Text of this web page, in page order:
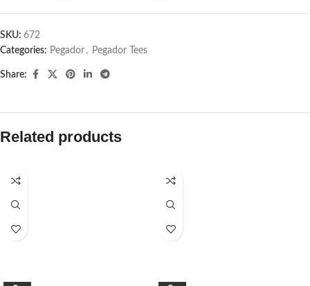
SKU: 672
Categories: Pegador​ , Pegador Tees
Share:
Related products